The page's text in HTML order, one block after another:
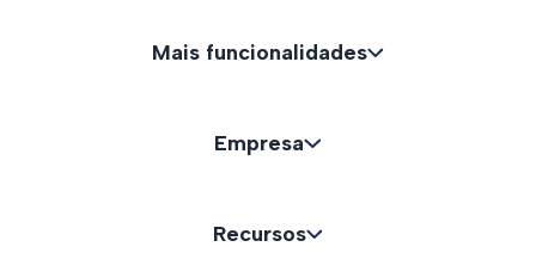
Mais funcionalidades
Empresa
Recursos